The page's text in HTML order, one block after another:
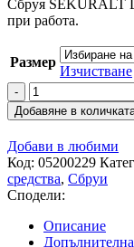
Сбруя SEKURALT
при работа.
Размер
Изчистване
количество
за
Сбруя
SEKURALT
LIGHT
2
Добавяне в
Добави в любими
Код: 05200229
средства, Сбруи
Сподели:
Описание